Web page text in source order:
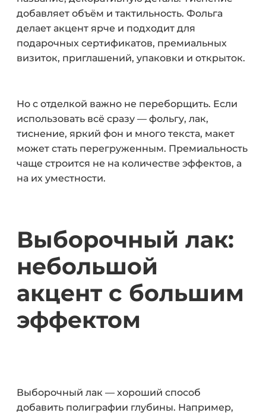
добавляет объём и тактильность. Фольга
делает акцент ярче и подходит для
подарочных сертификатов, премиальных
визиток, приглашений, упаковки и открыток.
Но с отделкой важно не переборщить. Если
использовать всё сразу — фольгу, лак,
тиснение, яркий фон и много текста, макет
может стать перегруженным. Премиальность
чаще строится не на количестве эффектов, а
на их уместности.
Выборочный лак:
небольшой
акцент с большим
эффектом
Выборочный лак — хороший способ
добавить полиграфии глубины. Например,